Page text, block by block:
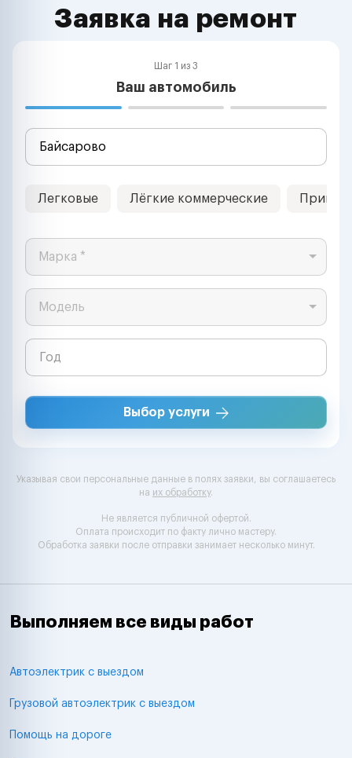
Заявка на ремонт
Шаг 1 из 3
Ваш автомобиль
Легковые Лёгкие коммерческие
Марка *
Модель
Выбор услуги
Указывая свои персональные данные в полях заявки, вы соглашаетесь
на их обработку.
Не является публичной офертой.
Оплата происходит по факту лично мастеру.
Обработка заявки после отправки занимает несколько минут.
Выполняем все виды работ
Автоэлектрик с выездом
Грузовой автоэлектрик с выездом
Помощь на дороге